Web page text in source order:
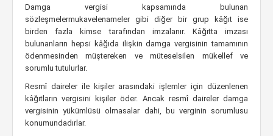
Damga vergisi kapsamında bulunan
sözleşmelermukavelenameler gibi diğer bir grup kâğıt ise
birden fazla kimse tarafından imzalanır. Kâğıtta imzası
bulunanların hepsi kâğıda ilişkin damga vergisinin tamamının
ödenmesinden müştereken ve müteselsilen mükellef ve
sorumlu tutulurlar.
Resmî daireler ile kişiler arasındaki işlemler için düzenlenen
kâğıtların vergisini kişiler öder. Ancak resmî daireler damga
vergisinin yükümlüsü olmasalar dahi, bu verginin sorumlusu
konumundadırlar.